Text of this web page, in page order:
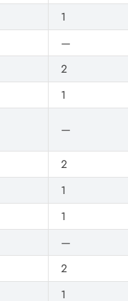
1
—
2
1
—
2
1
1
—
2
1